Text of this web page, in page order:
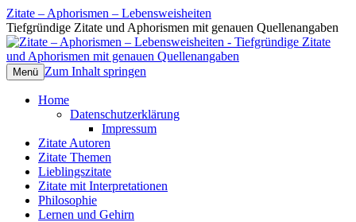
Zitate – Aphorismen – Lebensweisheiten
Tiefgründige Zitate und Aphorismen mit genauen Quellenangaben
Menü Zum Inhalt springen
Home
Datenschutzerklärung
Impressum
Zitate Autoren
Zitate Themen
Lieblingszitate
Zitate mit Interpretationen
Philosophie
Lernen und Gehirn